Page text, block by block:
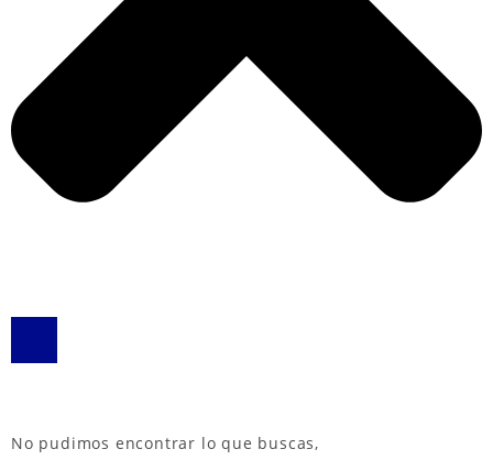
No pudimos encontrar lo que buscas,